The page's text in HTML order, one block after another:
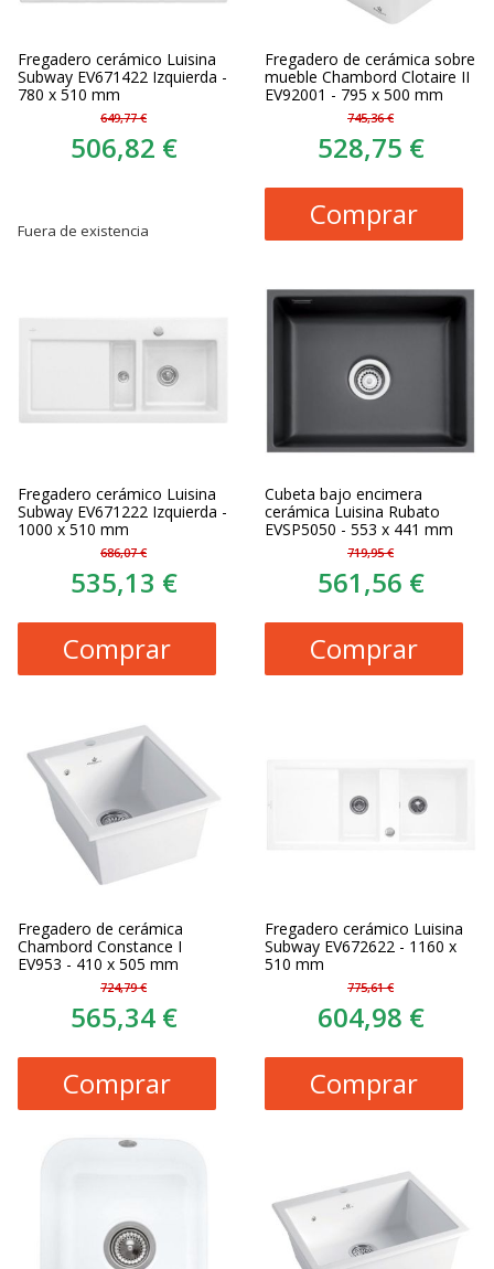
Fregadero cerámico Luisina
Subway EV671422 Izquierda -
780 x 510 mm
649,77 €
506,82 €
Fuera de existencia
Fregadero de cerámica sobre
mueble Chambord Clotaire II
EV92001 - 795 x 500 mm
745,36 €
528,75 €
Comprar
Fregadero cerámico Luisina
Subway EV671222 Izquierda -
1000 x 510 mm
686,07 €
535,13 €
Comprar
Cubeta bajo encimera
cerámica Luisina Rubato
EVSP5050 - 553 x 441 mm
719,95 €
561,56 €
Comprar
Fregadero de cerámica
Chambord Constance I
EV953 - 410 x 505 mm
724,79 €
565,34 €
Comprar
Fregadero cerámico Luisina
Subway EV672622 - 1160 x
510 mm
775,61 €
604,98 €
Comprar